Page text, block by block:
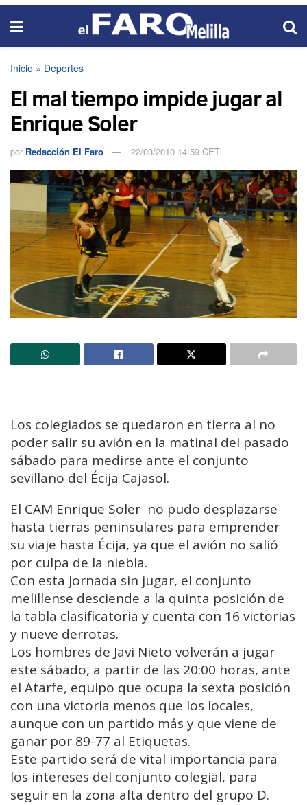
Inicio » Deportes
El mal tiempo impide jugar al
Enrique Soler
por Redacción El Faro 22/03/2010 14:59 CET
Los colegiados se quedaron en tierra al no
poder salir su avión en la matinal del pasado
sábado para medirse ante el conjunto
sevillano del Écija Cajasol.
El CAM Enrique Soler no pudo desplazarse
hasta tierras peninsulares para emprender
su viaje hasta Écija, ya que el avión no salió
por culpa de la niebla.
Con esta jornada sin jugar, el conjunto
melillense desciende a la quinta posición de
la tabla clasificatoria y cuenta con 16 victorias
y nueve derrotas.
Los hombres de Javi Nieto volverán a jugar
este sábado, a partir de las 20:00 horas, ante
el Atarfe, equipo que ocupa la sexta posición
con una victoria menos que los locales,
aunque con un partido más y que viene de
ganar por 89-77 al Etiquetas.
Este partido será de vital importancia para
los intereses del conjunto colegial, para
seguir en la zona alta dentro del grupo D.